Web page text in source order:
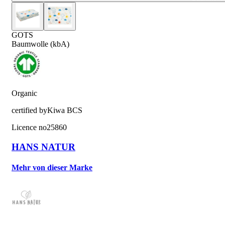
GOTS
Baumwolle (kbA)
Organic
certified byKiwa BCS
Licence no25860
HANS NATUR
Mehr von dieser Marke